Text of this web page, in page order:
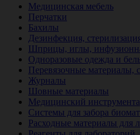
Медицинская мебель
Перчатки
Бахилы
Дезинфекция,
Шприцы, иглы,
Одноразовые одежда и
Перевязочные материалы,
Журналы
Шовные материалы
Медицинский
Системы для забора
Расходные материалы для